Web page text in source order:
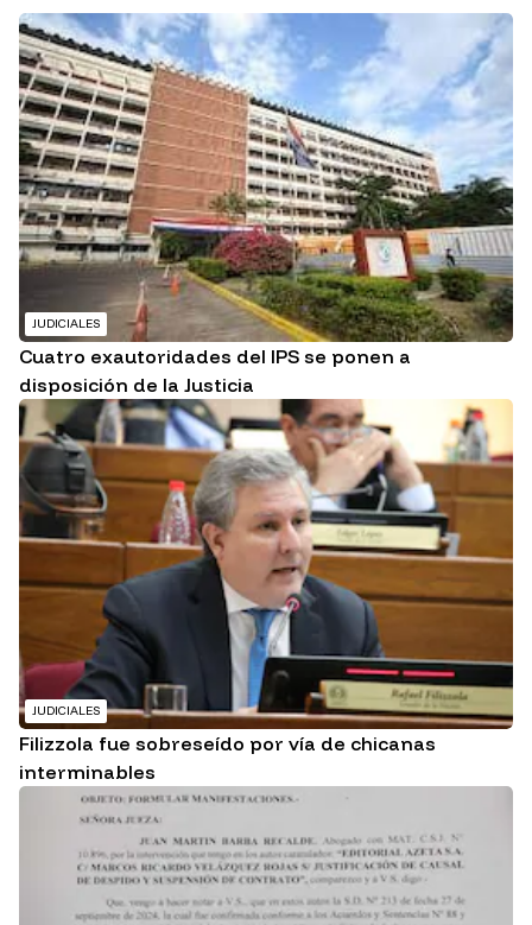
JUDICIALES
Cuatro exautoridades del IPS se ponen a
disposición de la Justicia
JUDICIALES
Filizzola fue sobreseído por vía de chicanas
interminables